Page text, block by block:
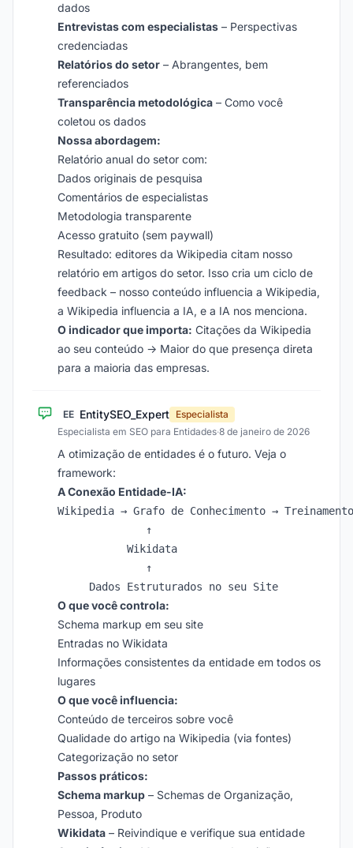
dados
Entrevistas com especialistas – Perspectivas
credenciadas
Relatórios do setor – Abrangentes, bem
referenciados
Transparência metodológica – Como você
coletou os dados
Nossa abordagem:
Relatório anual do setor com:
Dados originais de pesquisa
Comentários de especialistas
Metodologia transparente
Acesso gratuito (sem paywall)
Resultado: editores da Wikipedia citam nosso
relatório em artigos do setor. Isso cria um ciclo de
feedback – nosso conteúdo influencia a Wikipedia,
a Wikipedia influencia a IA, e a IA nos menciona.
O indicador que importa: Citações da Wikipedia
ao seu conteúdo → Maior do que presença direta
para a maioria das empresas.
EE EntitySEO_Expert Especialista
Especialista em SEO para Entidades·8 de janeiro de 2026
A otimização de entidades é o futuro. Veja o
framework:
A Conexão Entidade-IA:
Wikipedia → Grafo de Conhecimento →
              ↑
           Wikidata
              ↑
O que você controla:
Schema markup em seu site
Entradas no Wikidata
Informações consistentes da entidade em todos os
lugares
O que você influencia:
Conteúdo de terceiros sobre você
Qualidade do artigo na Wikipedia (via fontes)
Categorização no setor
Passos práticos:
Schema markup – Schemas de Organização,
Pessoa, Produto
Wikidata – Reivindique e verifique sua entidade